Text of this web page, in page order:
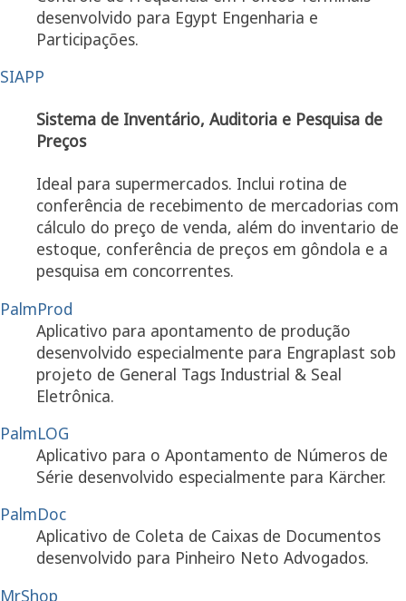
desenvolvido para Egypt Engenharia e
Participações.
SIAPP
Sistema de Inventário, Auditoria e Pesquisa de
Preços
Ideal para supermercados. Inclui rotina de
conferência de recebimento de mercadorias com
cálculo do preço de venda, além do inventario de
estoque, conferência de preços em gôndola e a
pesquisa em concorrentes.
PalmProd
Aplicativo para apontamento de produção
desenvolvido especialmente para Engraplast sob
projeto de General Tags Industrial & Seal
Eletrônica.
PalmLOG
Aplicativo para o Apontamento de Números de
Série desenvolvido especialmente para Kärcher.
PalmDoc
Aplicativo de Coleta de Caixas de Documentos
desenvolvido para Pinheiro Neto Advogados.
MrShop